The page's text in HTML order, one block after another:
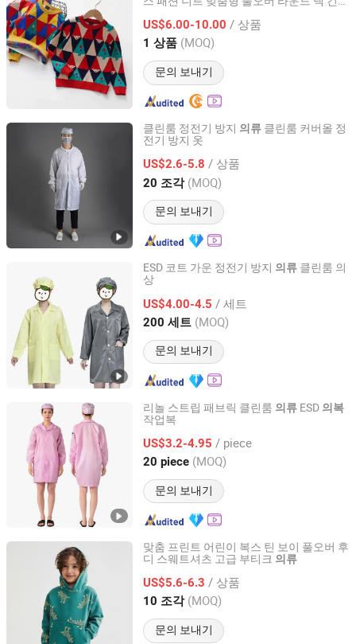
US$6.00-10.00 / 상품
1 상품 (MOQ)
문의 보내기
Mingteng Clothing Factory Ltd.
Guangdong, China 이후 2022
클린룸 정전기 방지 의류 클린룸 커버올 정
전기 방지 옷
US$2.6-5.8 / 상품
20 조각 (MOQ)
문의 보내기
Suzhou Jiekon Puri-Tech Co., Ltd.
Jiangsu, China 이후 2026
ESD 코트 가운 정전기 방지 의류 클린룸 의
상
US$4.00-4.5 / 세트
200 세트 (MOQ)
문의 보내기
SuZhou ShuoGuo Purification &Technology Co.,Ltd
Jiangsu, China 이후 2019
리놀 스트립 패브릭 클린룸 의류 ESD 의복
작업복
US$3.2-4.95 / piece
20 piece (MOQ)
문의 보내기
Shanghai Leenol Industrial Co., Ltd.
Shanghai, China 이후 2018
맞춤 프린트 어린이 복스 틴 보이 풀오버 후
디 스웨트셔츠 고급 부티크 의류
US$5.6-6.3 / 상품
10 조각 (MOQ)
문의 보내기
Quanzhou Jiafu Textile Co., Ltd
Fujian, China 이후 2023